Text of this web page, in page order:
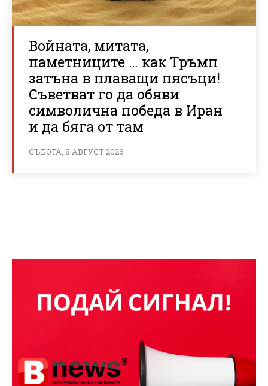
Войната, митата,
паметниците … как Тръмп
затъна в плаващи пясъци!
Съветват го да обяви
символична победа в Иран
и да бяга от там
СЪБОТА, 8 АВГУСТ 2026